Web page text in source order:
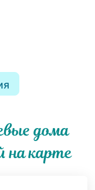
дома
на карте